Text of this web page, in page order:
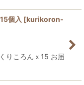
個入 [kurikoron-
りころんｘ15 お届